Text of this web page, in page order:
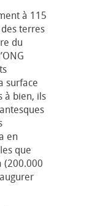
à 115
terres
du
surface
à bien, ils
en
que
(200.000